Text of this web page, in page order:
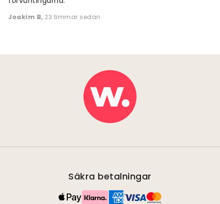
Joakim B, 23 timmar sedan
Säkra betalningar